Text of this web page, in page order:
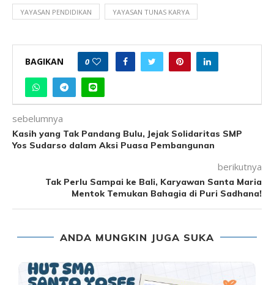
YAYASAN PENDIDIKAN YAYASAN TUNAS KARYA
BAGIKAN 0
sebelumnya
Kasih yang Tak Pandang Bulu, Jejak Solidaritas SMP
Yos Sudarso dalam Aksi Puasa Pembangunan
berikutnya
Tak Perlu Sampai ke Bali, Karyawan Santa Maria
Mentok Temukan Bahagia di Puri Sadhana!
ANDA MUNGKIN JUGA SUKA